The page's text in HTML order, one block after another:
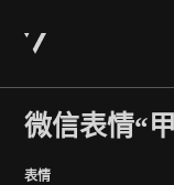
微信表情“
表情